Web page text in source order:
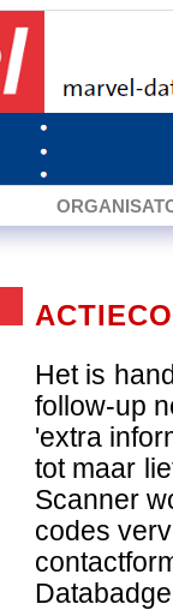
Het is
follow-up
'extra
tot maar
Scanner
codes